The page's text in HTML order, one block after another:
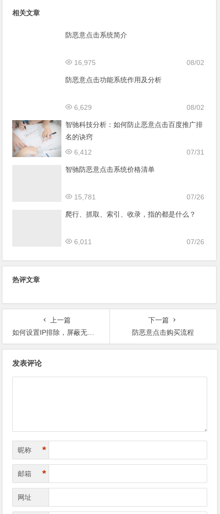
相关文章
防恶意点击系统简介
08/02
16,975
防恶意点击功能系统作用及分析
08/02
6,629
智驰科技分析：如何防止恶意点击百度推广排
名的诀窍
07/31
6,412
智驰防恶意点击系统价格清单
07/26
15,781
爬行、抓取、索引、收录，指的都是什么？
07/26
6,011
热评文章
上一篇
如何设置IP排除，屏蔽无效点击
下一篇
防恶意点击购买流程
发表评论
昵称 *
邮箱 *
网址